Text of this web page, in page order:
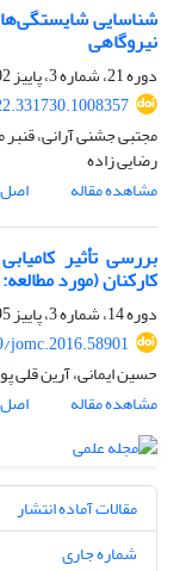
شناسایی
نیروگاهی
دوره 21، شماره 3، پاییز 1402، صفحه
مجتبی جشنی آرانی،
رضایی زاده
مشاهده مقاله
اصل
بررسی تأثیر
کارکنان (مورد
دوره 14، شماره 3، پاییز 1395، صفحه
jomc.2016.58901
حسین ایمانی، آرین
مشاهده مقاله
اصل
مقالات آماده انتشار
شماره جاری